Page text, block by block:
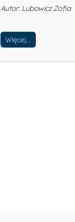
Autor: Lubowicz Zofia
Więcej…